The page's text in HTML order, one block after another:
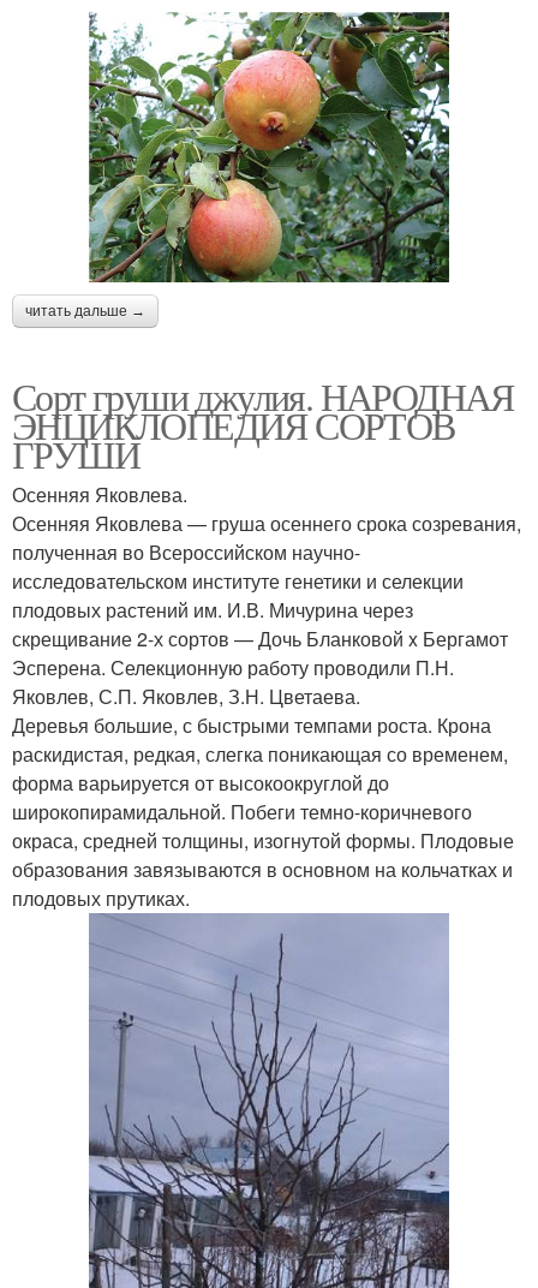
читать дальше →
Сорт груши джулия. НАРОДНАЯ
ЭНЦИКЛОПЕДИЯ СОРТОВ
ГРУШИ
Осенняя Яковлева.
Осенняя Яковлева — груша осеннего срока созревания,
полученная во Всероссийском научно-
исследовательском институте генетики и селекции
плодовых растений им. И.В. Мичурина через
скрещивание 2-х сортов — Дочь Бланковой x Бергамот
Эсперена. Селекционную работу проводили П.Н.
Яковлев, С.П. Яковлев, З.Н. Цветаева.
Деревья большие, с быстрыми темпами роста. Крона
раскидистая, редкая, слегка поникающая со временем,
форма варьируется от высокоокруглой до
широкопирамидальной. Побеги темно-коричневого
окраса, средней толщины, изогнутой формы. Плодовые
образования завязываются в основном на кольчатках и
плодовых прутиках.